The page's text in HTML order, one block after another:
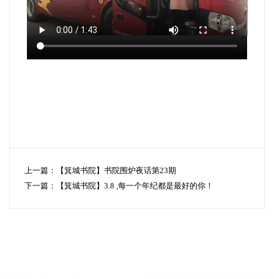
上一篇：
【箕城书院】书院围炉夜话第23期
下一篇：
【箕城书院】3.8 ,每一个年纪都是最好的你！